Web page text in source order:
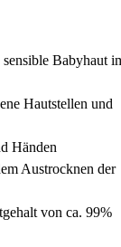
Babyhaut
Hautstellen und
Händen
Austrocknen der
von ca. 99%